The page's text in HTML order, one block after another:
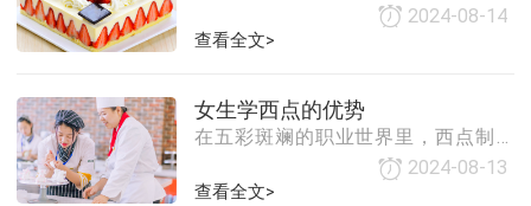
门之选。那么，甜品培训学校为何如
此受欢迎呢？以下几点或许能为我们
提供了广阔的就业空间。无论是高端
餐厅、星级酒
西点烘焙行业正以前所未有的速度蓬
勃发展。从精致的法式甜点、松软的
魅力赢得了广大消费者的喜爱。因
此，选择学习西点烘焙培训，不仅是
对个人兴趣爱好的追求，更是对未来
职业发展的一种明智投资。那么，学
2024-08-14
查看全文>
女生学西点的优势
在五彩斑斓的职业世界里，西点制作
以其独特的魅力吸引着众多追梦者的
目光，而女生在这一领域中更是展现
2024-08-13
查看全文>